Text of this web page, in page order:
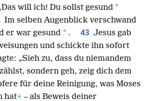
will ich! Du sollst gesund *
Im selben Augenblick verschwand
er war gesund * . 43 Jesus gab
und schickte ihn sofort
„Sieh zu, dass du niemandem
sondern geh, zeig dich dem
für deine Reinigung, was Moses
hat+ – als Beweis deiner